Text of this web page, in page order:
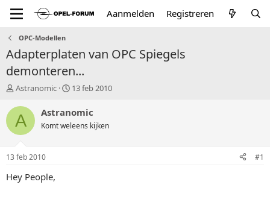
Aanmelden Registreren
OPC-Modellen
Adapterplaten van OPC Spiegels
demonteren...
T
p
i
t
a
r
t
Astranomic
S
a
t
13 feb 2010
A Astranomic
Komt weleens kijken
13 feb 2010 #1
Hey People,